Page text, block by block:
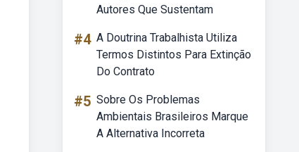
Autores Que Sustentam
#4 A Doutrina Trabalhista Utiliza
Termos Distintos Para Extinção
Do Contrato
#5 Sobre Os Problemas
Ambientais Brasileiros Marque
A Alternativa Incorreta